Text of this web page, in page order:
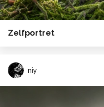
Zelfportret
niy